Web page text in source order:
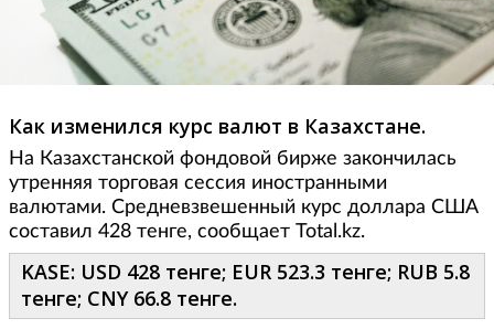
Как изменился курс валют в Казахстане.
На Казахстанской фондовой бирже закончилась
утренняя торговая сессия иностранными
валютами. Средневзвешенный курс доллара США
составил 428 тенге, сообщает Total.kz.
KASE: USD 428 тенге; EUR 523.3 тенге; RUB 5.8
тенге; CNY 66.8 тенге.